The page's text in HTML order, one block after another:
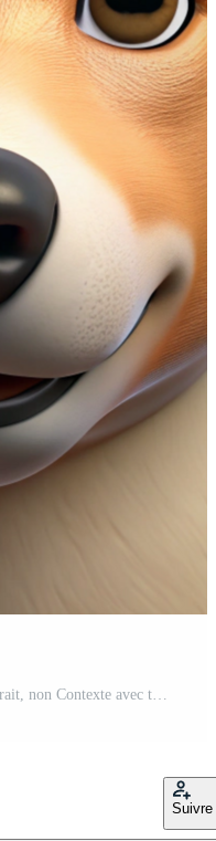
immaculé impressionniste chien, portrait, non Contexte avec transparent Contexte. habilement coup PNG Gratuit
Suivre